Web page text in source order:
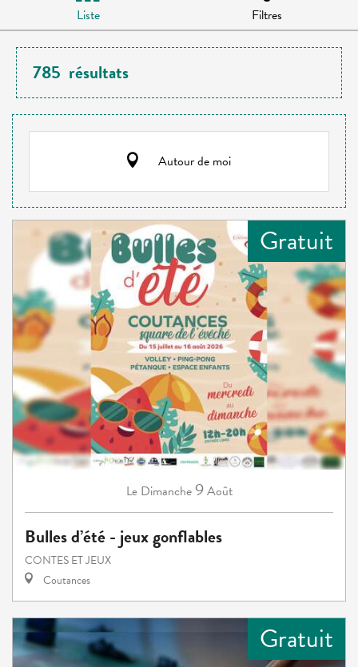
Liste Filtres
785 résultats
Autour de moi
Gratuit
Le Dimanche9Août
Bulles d’été - jeux gonflables
CONTES ET JEUX
Coutances
Gratuit